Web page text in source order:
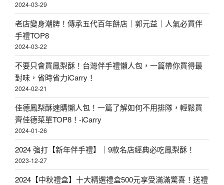
2024-03-29
老店變身潮牌！傳承五代百年餅店｜郭元益｜人氣必買伴
手禮TOP8
2024-03-22
不要只會買鳳梨酥！台灣伴手禮懶人包，一篇帶你買得最
對味，省時省力iCarry！
2024-02-21
佳德鳳梨酥速購懶人包！一篇了解如何不用排隊，輕鬆買
齊佳德菜單TOP8！-iCarry
2024-01-26
2024 強打【新年伴手禮】｜9款名店經典必吃鳳梨酥！
2023-12-27
2024【中秋禮盒】十大精選禮盒500元享受滿滿驚喜！送禮